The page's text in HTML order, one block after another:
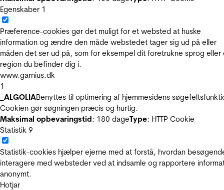
Egenskaber 1
Præference-cookies gør det muligt for et websted at huske
information og ændre den måde webstedet tager sig ud på eller
måden det ser ud på, som for eksempel dit foretrukne sprog eller
region du befinder dig i.
www.garnius.dk
1
_ALGOLIABenyttes til optimering af hjemmesidens
Cookien gør søgningen præcis og hurtig.
Maksimal opbevaringstid: 180 dageType: HTTP Cookie
Statistik 9
Statistik-cookies hjælper ejerne med at forstå, hvordan
interagere med websteder ved at indsamle og rapportere
anonymt.
Hotjar